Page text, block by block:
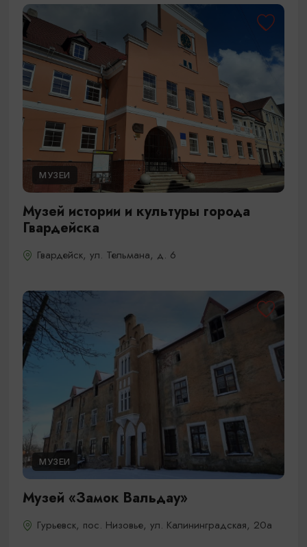
МУЗЕИ
Музей истории и культуры города
Гвардейска
Гвардейск, ул. Тельмана, д. 6
МУЗЕИ
Музей «Замок Вальдау»
Гурьевск, пос. Низовье, ул. Калининградская, 20а